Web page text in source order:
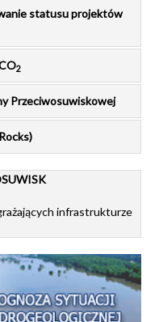
statusu projektów
2
Przeciwosuwiskowej
infrastrukturze